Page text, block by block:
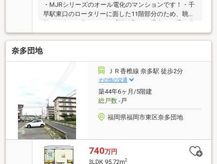
・MJRシリーズのオール電化のマンションです！・千
早駅東口のロータリーに面した11階部分のため、眺
構造・ボイドスラブ工法・複層ガラス・防音サッシ
【設備】・食器洗い乾燥機・浄水器付混合水栓・浴室
ートバス・スロップシンク・ディンプルキー、ダブル
ロック・24時間換気システム【その他】・ペット飼育
可能(規約の範囲内)・宅配ボックス・敷地内駐車場1台
確保できます！（2026年8月2日現在 月額：3500～
9500円）
奈多団地
ＪＲ香椎線 奈多駅 徒歩2分
その他の交通
築44年6ヶ月/5階建
総戸数-戸
福岡県福岡市東区奈多団地
740万円
3LDK 95.72m2